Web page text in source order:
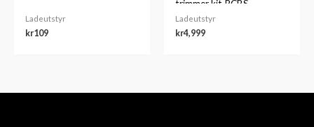
Ladeutstyr
kr109
trimmer kit RCBS
Ladeutstyr
kr4,999